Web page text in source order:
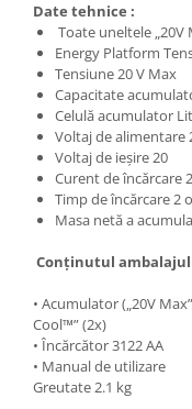
Date tehnice :
Toate uneltele „20V
Energy Platform
Tensiune 20 V Max
Capacitate
Celulă acumulator
Voltaj de alimentare
Voltaj de ieşire 20
Curent de încărcare
Timp de încărcare 2
Masa netă a
Conţinutul
• Acumulator („20V
Cool™” (2x)
• Încărcător 3122 AA
• Manual de utilizare
Greutate 2.1 kg